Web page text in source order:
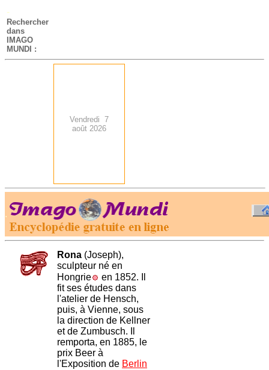
-
Rechercher
dans
IMAGO
MUNDI :
Vendredi 7
août 2026
.
Rona (Joseph),
sculpteur né en
Hongrie
en 1852. Il
fit ses études dans
l'atelier de Hensch,
puis, à Vienne, sous
la direction de Kellner
et de Zumbusch. Il
remporta, en 1885, le
prix Beer à
l'Exposition de Berlin